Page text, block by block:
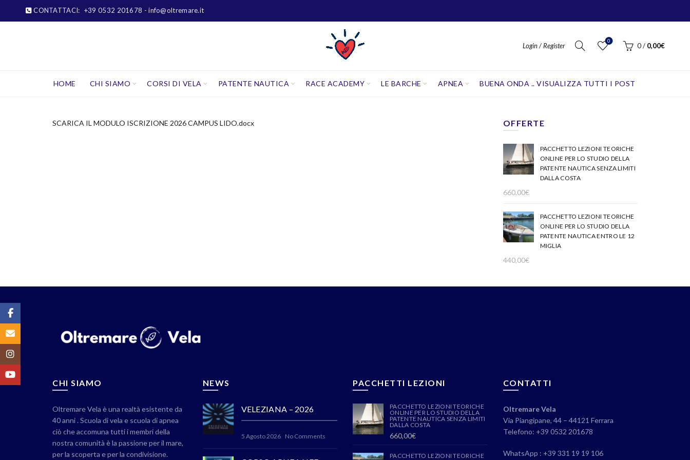
CONTATTACI: +39 0532 201678 - info@oltremare.it
Login / Register
0
0 / 0,00€
HOME CHI SIAMO CORSI DI VELA PATENTE NAUTICA RACE ACADEMY LE BARCHE APNEA BUENA ONDA .. VISUALIZZA TUTTI I POST
SCARICA IL MODULO ISCRIZIONE 2026 CAMPUS LIDO.docx OFFERTE
PACCHETTO LEZIONI TEORICHE
ONLINE PER LO STUDIO DELLA
PATENTE NAUTICA SENZA LIMITI
DALLA COSTA
660,00€
PACCHETTO LEZIONI TEORICHE
ONLINE PER LO STUDIO DELLA
PATENTE NAUTICA ENTRO LE 12
MIGLIA
440,00€
CHI SIAMO
Oltremare Vela è una realtà esistente da
40 anni . Scuola di vela e scuola di apnea
ciò che accomuna tutti i membri della
nostra comunità è la passione per il mare,
per la scoperta e per la condivisione.
NEWS
VELEZIANA – 2026
5 Agosto 2026 No Comments
PACCHETTI LEZIONI
PACCHETTO LEZIONI TEORICHE
ONLINE PER LO STUDIO DELLA
PATENTE NAUTICA SENZA LIMITI
DALLA COSTA
660,00€
PACCHETTO LEZIONI TEORICHE
CONTATTI
Oltremare Vela
Via Piangipane, 44 – 44121 Ferrara
Telefono: +39 0532 201678
WhatsApp : +39 331 19 19 106